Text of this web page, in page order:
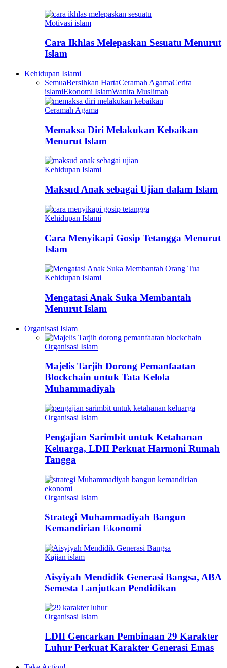
Motivasi islam
Cara Ikhlas Melepaskan Sesuatu Menurut
Islam
Kehidupan Islami
SemuaBersihkan HartaCeramah AgamaCerita
islamiEkonomi IslamWanita Muslimah
Ceramah Agama
Memaksa Diri Melakukan Kebaikan
Menurut Islam
Kehidupan Islami
Maksud Anak sebagai Ujian dalam Islam
Kehidupan Islami
Cara Menyikapi Gosip Tetangga Menurut
Islam
Kehidupan Islami
Mengatasi Anak Suka Membantah
Menurut Islam
Organisasi Islam
Organisasi Islam
Majelis Tarjih Dorong Pemanfaatan
Blockchain untuk Tata Kelola
Muhammadiyah
Organisasi Islam
Pengajian Sarimbit untuk Ketahanan
Keluarga, LDII Perkuat Harmoni Rumah
Tangga
Organisasi Islam
Strategi Muhammadiyah Bangun
Kemandirian Ekonomi
Kajian islam
Aisyiyah Mendidik Generasi Bangsa, ABA
Semesta Lanjutkan Pendidikan
Organisasi Islam
LDII Gencarkan Pembinaan 29 Karakter
Luhur Perkuat Karakter Generasi Emas